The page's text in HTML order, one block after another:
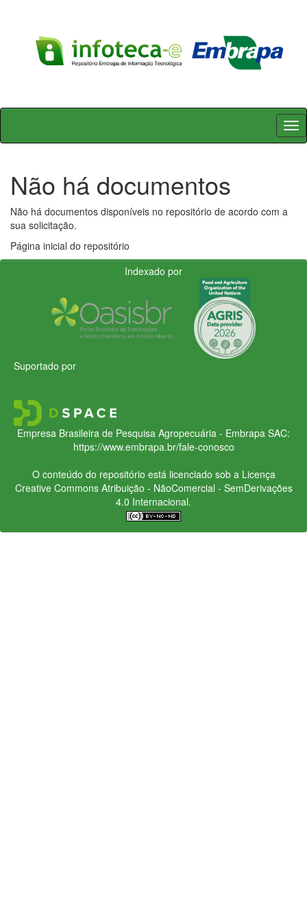
Skip
Não há documentos
Não há documentos disponíveis no repositório de acordo com a
sua solicitação.
Página inicial do repositório
Indexado por
Suportado por
Empresa Brasileira de Pesquisa Agropecuária - Embrapa SAC:
https://www.embrapa.br/fale-conosco
O conteúdo do repositório está licenciado sob a Licença
Creative CommonsAtribuição - NãoComercial - SemDerivações
4.0 Internacional.